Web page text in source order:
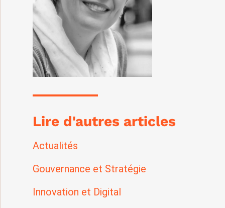
Lire d'autres articles
Actualités
Gouvernance et Stratégie
Innovation et Digital